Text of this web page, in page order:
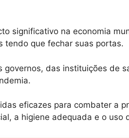
significativo na economia
tendo que fechar suas portas.
das instituições de
eficazes para combater a
a higiene adequada e o uso